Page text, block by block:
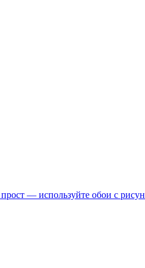
— используйте обои с